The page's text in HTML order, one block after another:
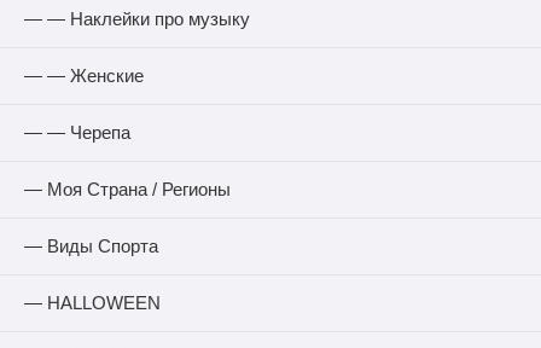
— — Наклейки про музыку
— — Женские
— — Черепа
— Моя Страна / Регионы
— Виды Спорта
— HALLOWEEN